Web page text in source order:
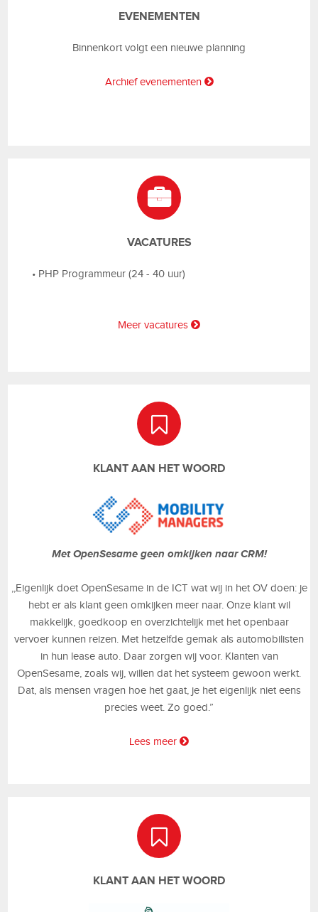
EVENEMENTEN
Binnenkort volgt een nieuwe planning
Archief evenementen
VACATURES
• PHP Programmeur (24 - 40 uur)
Meer vacatures
KLANT AAN HET WOORD
Met OpenSesame geen omkijken naar CRM!
,,Eigenlijk doet OpenSesame in de ICT wat wij in het OV doen: je
hebt er als klant geen omkijken meer naar. Onze klant wil
makkelijk, goedkoop en overzichtelijk met het openbaar
vervoer kunnen reizen. Met hetzelfde gemak als automobilisten
in hun lease auto. Daar zorgen wij voor. Klanten van
OpenSesame, zoals wij, willen dat het systeem gewoon werkt.
Dat, als mensen vragen hoe het gaat, je het eigenlijk niet eens
precies weet. Zo goed.”
Lees meer
KLANT AAN HET WOORD